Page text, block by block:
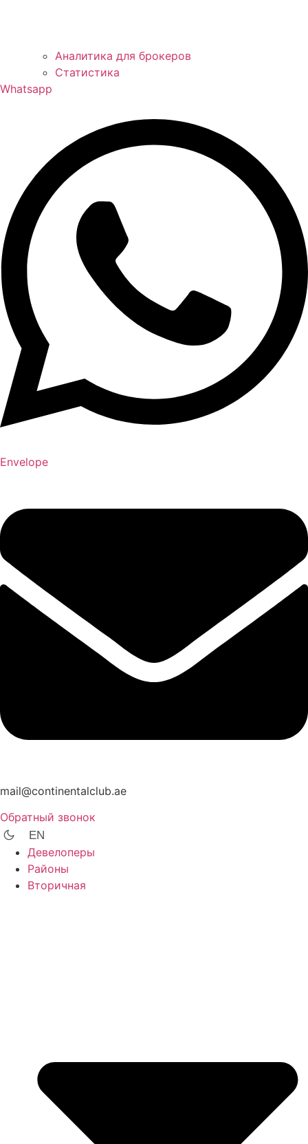
Аналитика для брокеров
Статистика
Whatsapp
Envelope
mail@continentalclub.ae
Обратный звонок
EN
Девелоперы
Районы
Вторичная